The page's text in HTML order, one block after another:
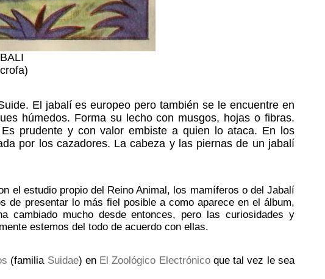
El jabalí es europeo pero también se le encuentre en
húmedos. Forma su lecho con musgos, hojas o fibras.
prudente y con valor embiste a quien lo ataca. En los
por los cazadores. La cabeza y las piernas de un jabalí
el estudio propio del Reino Animal, los mamíferos o del Jabalí
de presentar lo más fiel posible a como aparece en el álbum,
cambiado mucho desde entonces, pero las curiosidades y
estemos del todo de acuerdo con ellas.
(familia Suidae) en El Zoológico Electrónicoque tal vez le sea